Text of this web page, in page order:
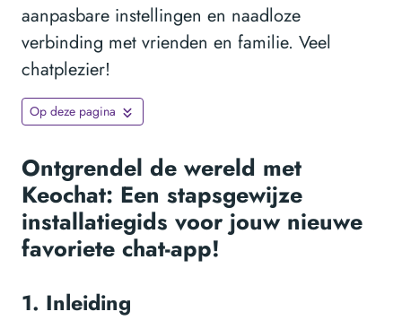
aanpasbare instellingen en naadloze
verbinding met vrienden en familie. Veel
chatplezier!
Op deze pagina
Ontgrendel de wereld met
Keochat: Een stapsgewijze
installatiegids voor jouw nieuwe
favoriete chat-app!
1. Inleiding